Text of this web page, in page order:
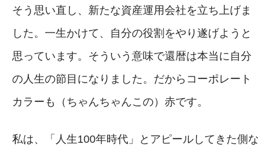
そう思い直し、新たな資産運用会社を立ち上げま
した。一生かけて、自分の役割をやり遂げようと
思っています。そういう意味で還暦は本当に自分
の人生の節目になりました。だからコーポレート
カラーも（ちゃんちゃんこの）赤です。
私は、「人生100年時代」とアピールしてきた側な